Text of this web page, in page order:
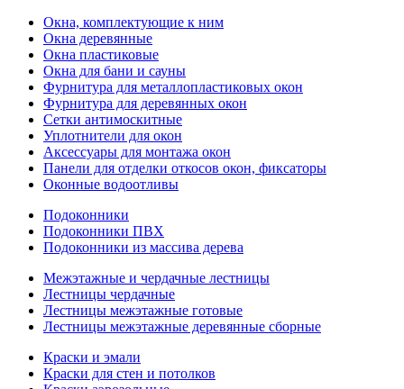
Окна, комплектующие к ним
Окна деревянные
Окна пластиковые
Окна для бани и сауны
Фурнитура для металлопластиковых окон
Фурнитура для деревянных окон
Сетки антимоскитные
Уплотнители для окон
Аксессуары для монтажа окон
Панели для отделки откосов окон, фиксаторы
Оконные водоотливы
Подоконники
Подоконники ПВХ
Подоконники из массива дерева
Межэтажные и чердачные лестницы
Лестницы чердачные
Лестницы межэтажные готовые
Лестницы межэтажные деревянные сборные
Краски и эмали
Краски для стен и потолков